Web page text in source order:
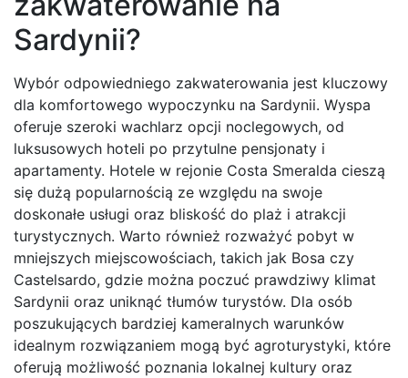
Sardynii?
Wybór odpowiedniego zakwaterowania jest kluczowy
dla komfortowego wypoczynku na Sardynii. Wyspa
oferuje szeroki wachlarz opcji noclegowych, od
luksusowych hoteli po przytulne pensjonaty i
apartamenty. Hotele w rejonie Costa Smeralda cieszą
się dużą popularnością ze względu na swoje
doskonałe usługi oraz bliskość do plaż i atrakcji
turystycznych. Warto również rozważyć pobyt w
mniejszych miejscowościach, takich jak Bosa czy
Castelsardo, gdzie można poczuć prawdziwy klimat
Sardynii oraz uniknąć tłumów turystów. Dla osób
poszukujących bardziej kameralnych warunków
idealnym rozwiązaniem mogą być agroturystyki, które
oferują możliwość poznania lokalnej kultury oraz